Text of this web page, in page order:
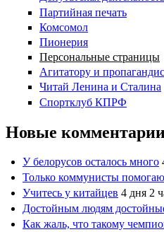
Партийная печать
Комсомол
Пионерия
Персональные страницы
Агитатору и
Читай Ленина и Сталина
Спортклуб КПРФ
Новые
У белорусов осталось много
Только коммунисты
Учитесь у китайцев 4 дня 2
Достойным людям
Как жаль, что такому